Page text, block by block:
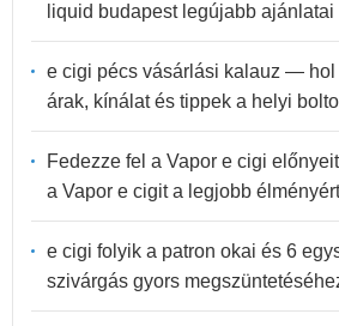
liquid budapest legújabb ajánlatai
e cigi pécs vásárlási kalauz — hol
árak, kínálat és tippek a helyi
Fedezze fel a Vapor e cigi
a Vapor e cigit a legjobb élményért
e cigi folyik a patron okai és 6
szivárgás gyors